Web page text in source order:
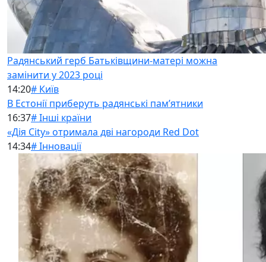
Радянський герб Батьківщини-матері можна
замінити у 2023 році
14:20# Київ
В Естонії приберуть радянські памʼятники
16:37# Інші країни
«Дія City» отримала дві нагороди Red Dot
14:34# Інновації